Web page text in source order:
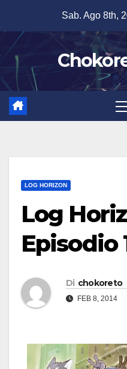
contenuto
Sab. Ago 8th,
LOG HORIZON
Log
Episodio
Di chokoreto
FEB 8, 2014